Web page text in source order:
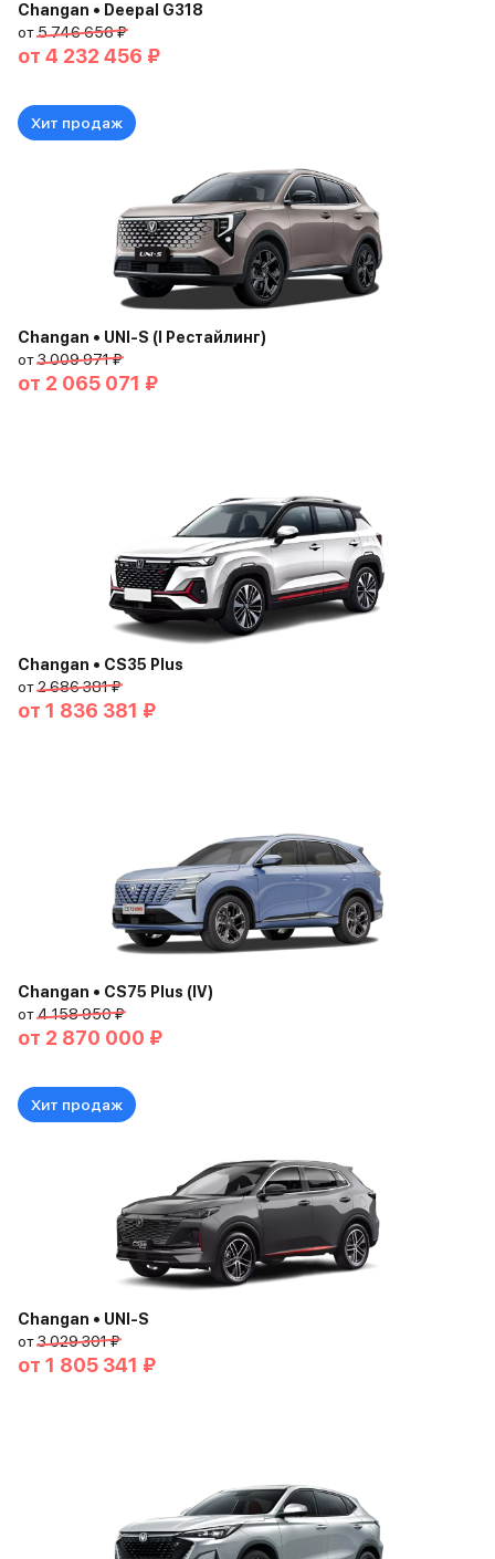
Changan • Deepal G318
от5 746 656 ₽
от 4 232 456 ₽
Хит продаж
Changan • UNI-S (I Рестайлинг)
от3 009 971 ₽
от 2 065 071 ₽
Changan • CS35 Plus
от2 686 381 ₽
от 1 836 381 ₽
Changan • CS75 Plus (IV)
от4 158 950 ₽
от 2 870 000 ₽
Хит продаж
Changan • UNI-S
от3 029 301 ₽
от 1 805 341 ₽